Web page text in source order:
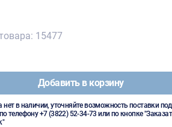
15477
Добавить в корзину
нет в наличии, уточняйте возможность поставки под
телефону+7 (3822) 52-34-73 или по кнопке